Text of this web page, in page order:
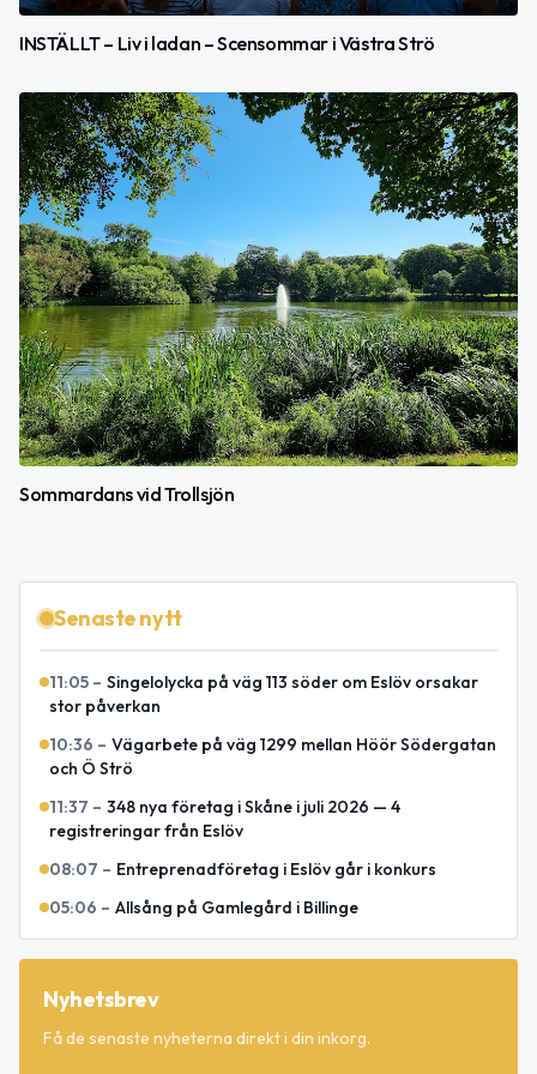
INSTÄLLT – Liv i ladan – Scensommar i Västra Strö
Sommardans vid Trollsjön
Senaste nytt
11:05 – Singelolycka på väg 113 söder om Eslöv orsakar
stor påverkan
10:36 – Vägarbete på väg 1299 mellan Höör Södergatan
och Ö Strö
11:37 – 348 nya företag i Skåne i juli 2026 — 4
registreringar från Eslöv
08:07 – Entreprenadföretag i Eslöv går i konkurs
05:06 – Allsång på Gamlegård i Billinge
Nyhetsbrev
Få de senaste nyheterna direkt i din inkorg.